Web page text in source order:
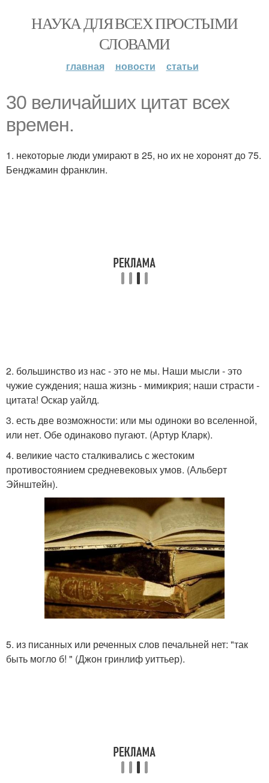
НАУКА ДЛЯ ВСЕХ ПРОСТЫМИ
СЛОВАМИ
главная новости статьи
30 величайших цитат всех
времен.
1. некоторые люди умирают в 25, но их не хоронят до 75.
Бенджамин франклин.
2. большинство из нас - это не мы. Наши мысли - это
чужие суждения; наша жизнь - мимикрия; наши страсти -
цитата! Оскар уайлд.
3. есть две возможности: или мы одиноки во вселенной,
или нет. Обе одинаково пугают. (Артур Кларк).
4. великие часто сталкивались с жестоким
противостоянием средневековых умов. (Альберт
Эйнштейн).
5. из писанных или реченных слов печальней нет: "так
быть могло б! " (Джон гринлиф уиттьер).